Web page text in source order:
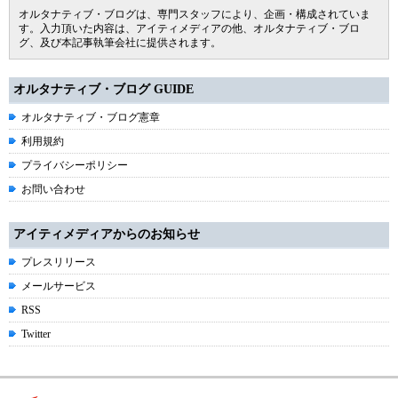
オルタナティブ・ブログは、専門スタッフにより、企画・構成されていま
す。入力頂いた内容は、アイティメディアの他、オルタナティブ・ブロ
グ、及び本記事執筆会社に提供されます。
オルタナティブ・ブログ GUIDE
オルタナティブ・ブログ憲章
利用規約
プライバシーポリシー
お問い合わせ
アイティメディアからのお知らせ
プレスリリース
メールサービス
RSS
Twitter